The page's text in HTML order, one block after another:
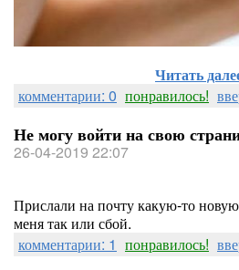
Читать
комментарии: 0 понравилось!
Не могу войти на свою
26-04-2019 22:07
Прислали на почту какую-то
меня так или сбой.
комментарии: 1 понравилось!